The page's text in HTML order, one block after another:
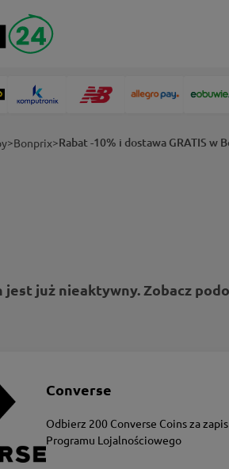
>Bonprix>Rabat -10% i dostawa GRATIS w
jest już nieaktywny. Zobacz
Converse
Odbierz 200 Converse Coins za
Programu Lojalnościowego